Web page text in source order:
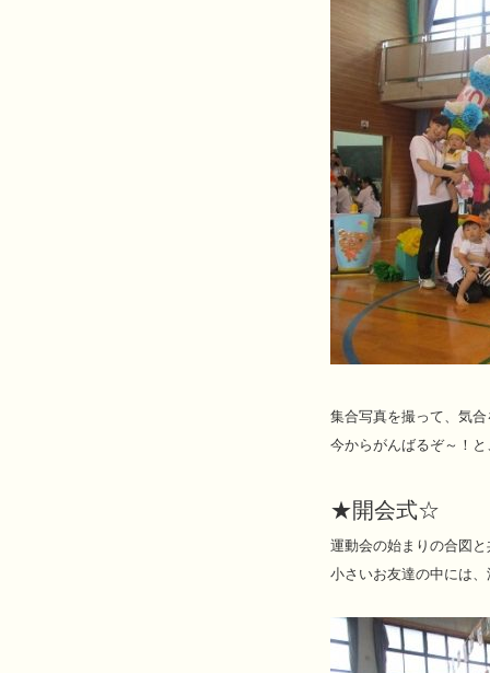
集合写真を撮って、気
今からがんばるぞ～！
★開会式☆
運動会の始まりの合図
小さいお友達の中には